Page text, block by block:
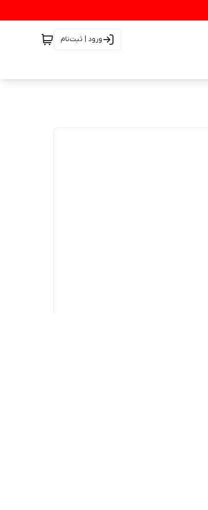
ورود | ثبت‌نام